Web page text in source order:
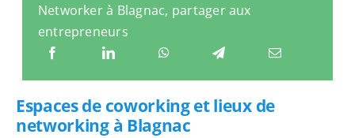
Networker à Blagnac, partager aux
entrepreneurs
Espaces de coworking et lieux de
networking à Blagnac